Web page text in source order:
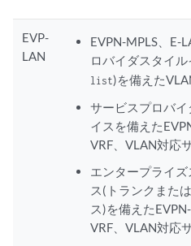
EVP-
LAN
EVPN-MPLS、E-
ロバイダスタイ
list)を備えた
サービスプロバ
イスを備えた
VRF、VLAN対応
エンタープライ
ス(トランクまた
ス)を備えた
VRF、VLAN対応